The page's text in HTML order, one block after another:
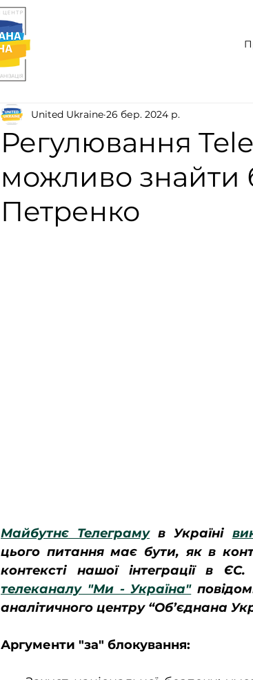
Регулювання
можливо знайти
Петренко
United Ukraine 26 бер. 2024 р.
Майбутнє Телеграму в Україні
цього питання має бути, як в
контексті нашої інтеграції в
телеканалу "Ми - Україна"
аналітичного центру “Об’єднана
Аргументи "за" блокування: